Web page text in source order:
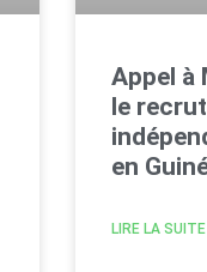
Appel à
le
en
LIRE LA